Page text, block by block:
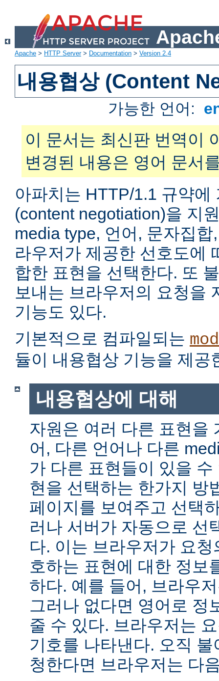
Apache > HTTP Server> Documentation > Version 2.4
내용협상 (Content
가능한 언어:
이 문서는 최신판 번역이
변경된 내용은 영어 문서
아파치는 HTTP/1.1 규약에
(content negotiation)을 지
media type, 언어, 문자집
라우저가 제공한 선호도에
합한 표현을 선택한다. 또
보내는 브라우저의 요청을
기능도 있다.
기본적으로 컴파일되는
듈이 내용협상 기능을 제공
내용협상에 대해
자원은 여러 다른 표현을
어, 다른 언어나 다른
가 다른 표현들이 있을
현을 선택하는 한가지 방
페이지를 보여주고 선택
러나 서버가 자동으로 선
다. 이는 브라우저가 요
호하는 표현에 대한 정보
하다. 예를 들어, 브라우
그러나 없다면 영어로 정
줄 수 있다. 브라우저는
기호를 나타낸다. 오직
청한다면 브라우저는 다